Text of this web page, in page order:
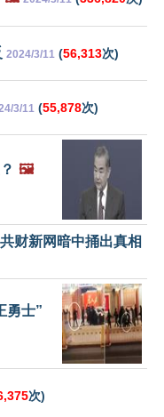
2024/3/11 (56,313次)
3/11 (55,878次)
🖼️
财新网暗中捅出真相
勇士”
次)